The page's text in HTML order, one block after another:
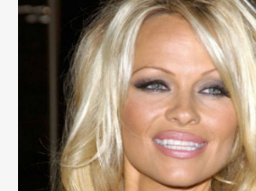
READ MORE